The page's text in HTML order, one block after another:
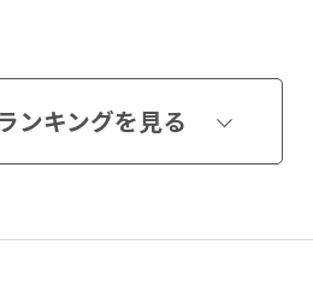
ンキングを見る